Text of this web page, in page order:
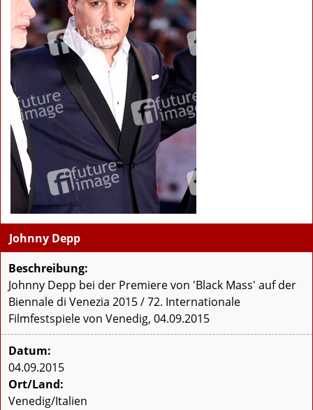
Johnny Depp
Beschreibung:
Johnny Depp bei der Premiere von 'Black Mass' auf der
Biennale di Venezia 2015 / 72. Internationale
Filmfestspiele von Venedig, 04.09.2015
Datum:
04.09.2015
Ort/Land:
Venedig/Italien